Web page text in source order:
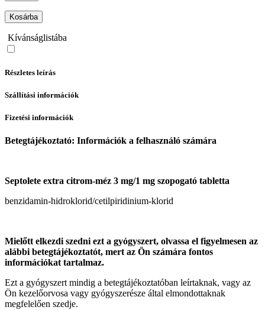
Kosárba
Kívánságlistába
Részletes leírás
Szállítási információk
Fizetési információk
Betegtájékoztató: Információk a felhasználó számára
Septolete extra citrom-méz 3 mg/1 mg szopogató tabletta
benzidamin-hidroklorid/cetilpiridinium-klorid
Mielőtt elkezdi szedni ezt a gyógyszert, olvassa el figyelmesen az
alábbi betegtájékoztatót, mert az Ön számára fontos
információkat tartalmaz.
Ezt a gyógyszert mindig a betegtájékoztatóban leírtaknak, vagy az
Ön kezelőorvosa vagy gyógyszerésze által elmondottaknak
megfelelően szedje.